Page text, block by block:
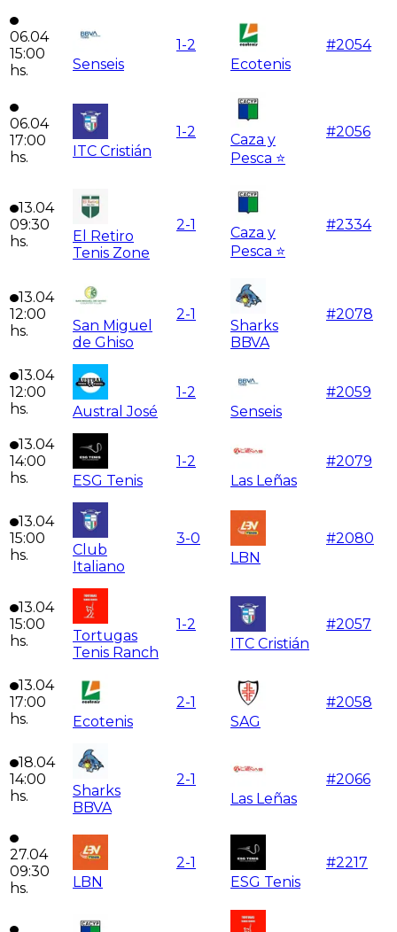
06.04
15:00
hs.
Senseis
1-2
Ecotenis
#2054
06.04
17:00
hs.
ITC Cristián
1-2
Caza y
Pesca ⭐
#2056
13.04
09:30
hs.
El Retiro
Tenis Zone
2-1
Caza y
Pesca ⭐
#2334
13.04
12:00
hs.
San Miguel
de Ghiso
2-1
Sharks
BBVA
#2078
13.04
12:00
hs.
Austral José
1-2
Senseis
#2059
13.04
14:00
hs.
ESG Tenis
1-2
Las Leñas
#2079
13.04
15:00
hs.
Club
Italiano
3-0
LBN
#2080
13.04
15:00
hs.
Tortugas
Tenis Ranch
1-2
ITC Cristián
#2057
13.04
17:00
hs.
Ecotenis
2-1
SAG
#2058
18.04
14:00
hs.
Sharks
BBVA
2-1
Las Leñas
#2066
27.04
09:30
hs.
LBN
2-1
ESG Tenis
#2217